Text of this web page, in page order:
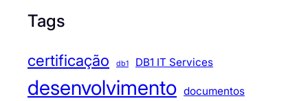
Tags
certificação db1 DB1 IT Services
desenvolvimento documentos